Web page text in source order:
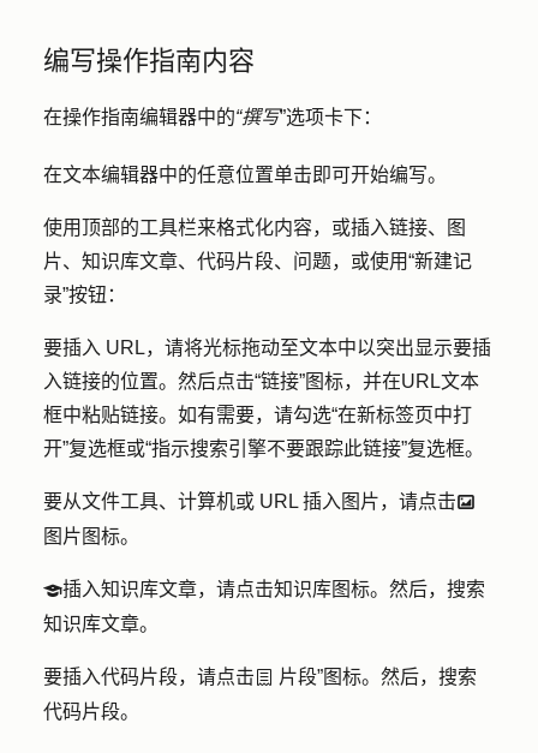
编写操作指南内容
在操作指南编辑器中的“撰写”选项卡下：
在文本编辑器中的任意位置单击即可开始编写。
使用顶部的工具栏来格式化内容，或插入链接、图
片、知识库文章、代码片段、问题，或使用“新建记
录”按钮：
要插入 URL，请将光标拖动至文本中以突出显示要插
入链接的位置。然后点击“链接”图标，并在URL文本
框中粘贴链接。如有需要，请勾选“在新标签页中打
开”复选框或“指示搜索引擎不要跟踪此链接”复选框。
要从文件工具、计算机或 URL 插入图片，请点击 insertImage
图片 图标。
cap插入知识库文章，请点击知识库图标。然后，搜索
知识库文章。
要插入代码片段，请点击 textSnippets 片段”图标。然后，搜索
代码片段。